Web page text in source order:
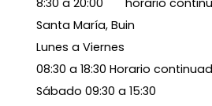
Santa María, Buin
Lunes a Viernes
08:30 a 18:30 Horario
Sábado 09:30 a 15:30